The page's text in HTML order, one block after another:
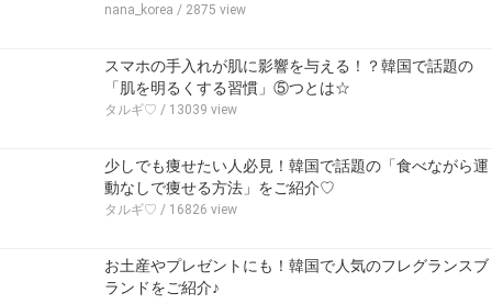
nana_korea / 2875 view
スマホの手入れが肌に影響を与える！？韓国で話題の
「肌を明るくする習慣」⑤つとは☆
タルギ♡ / 13039 view
少しでも痩せたい人必見！韓国で話題の「食べながら運
動なしで痩せる方法」をご紹介♡
タルギ♡ / 16826 view
お土産やプレゼントにも！韓国で人気のフレグランスブ
ランドをご紹介♪